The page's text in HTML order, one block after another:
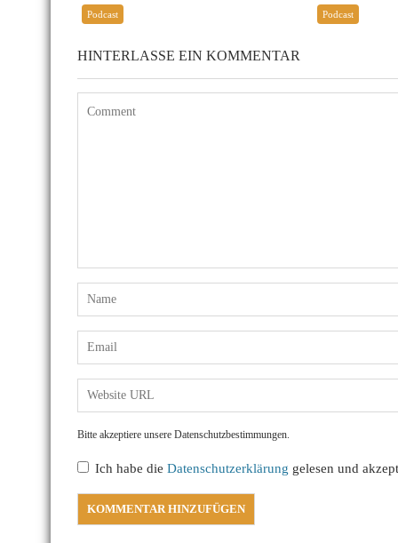
Podcast Podcast
HINTERLASSE EIN KOMMENTAR
Bitte akzeptiere unsere Datenschutzbestimmungen.
Ich habe die Datenschutzerklärung gelesen und